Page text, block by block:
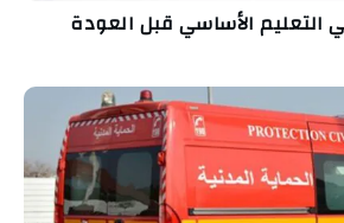
التعليم الأساسي قبل العودة